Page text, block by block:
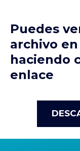
Puedes
archivo
haciendo
enlace